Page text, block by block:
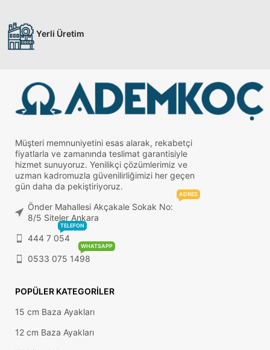
Yerli Üretim
Müşteri memnuniyetini esas alarak, rekabetçi
fiyatlarla ve zamanında teslimat garantisiyle
hizmet sunuyoruz. Yenilikçi çözümlerimiz ve
uzman kadromuzla güvenilirliğimizi her geçen
gün daha da pekiştiriyoruz.
Önder Mahallesi Akçakale Sokak No:
8/5 Siteler Ankara
ADRES
444 7 054
TELEFON
0533 075 1498
WHATSAPP
POPÜLER KATEGORILER
15 cm Baza Ayakları
12 cm Baza Ayakları